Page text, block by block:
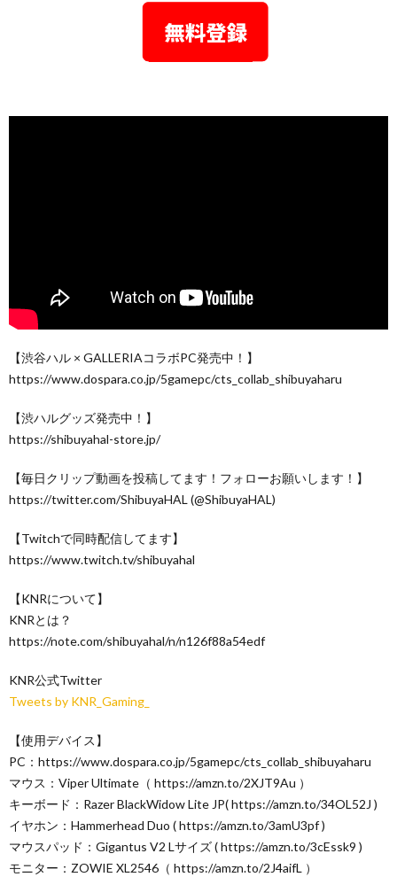
【渋谷ハル × GALLERIAコラボPC発売中！】
https://www.dospara.co.jp/5gamepc/cts_collab_shibuyaharu
【渋ハルグッズ発売中！】
https://shibuyahal-store.jp/
【毎日クリップ動画を投稿してます！フォローお願いします！】
https://twitter.com/ShibuyaHAL (@ShibuyaHAL)
【Twitchで同時配信してます】
https://www.twitch.tv/shibuyahal
【KNRについて】
KNRとは？
https://note.com/shibuyahal/n/n126f88a54edf
KNR公式Twitter
Tweets by KNR_Gaming_
【使用デバイス】
PC：https://www.dospara.co.jp/5gamepc/cts_collab_shibuyaharu
マウス：Viper Ultimate（ https://amzn.to/2XJT9Au ）
キーボード：Razer BlackWidow Lite JP( https://amzn.to/34OL52J )
イヤホン：Hammerhead Duo ( https://amzn.to/3amU3pf )
マウスパッド：Gigantus V2 Lサイズ ( https://amzn.to/3cEssk9 )
モニター：ZOWIE XL2546（ https://amzn.to/2J4aifL ）